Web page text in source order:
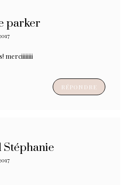
parker
merciiiiiiii
RÉPONDRE
Stéphanie